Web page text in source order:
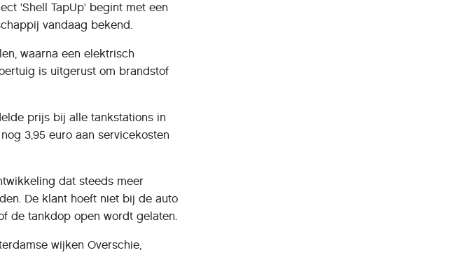
'Shell TapUp' begint met een
vandaag bekend.
waarna een elektrisch
is uitgerust om brandstof
prijs bij alle tankstations in
3,95 euro aan servicekosten
dat steeds meer
De klant hoeft niet bij de auto
de tankdop open wordt gelaten.
wijken Overschie,